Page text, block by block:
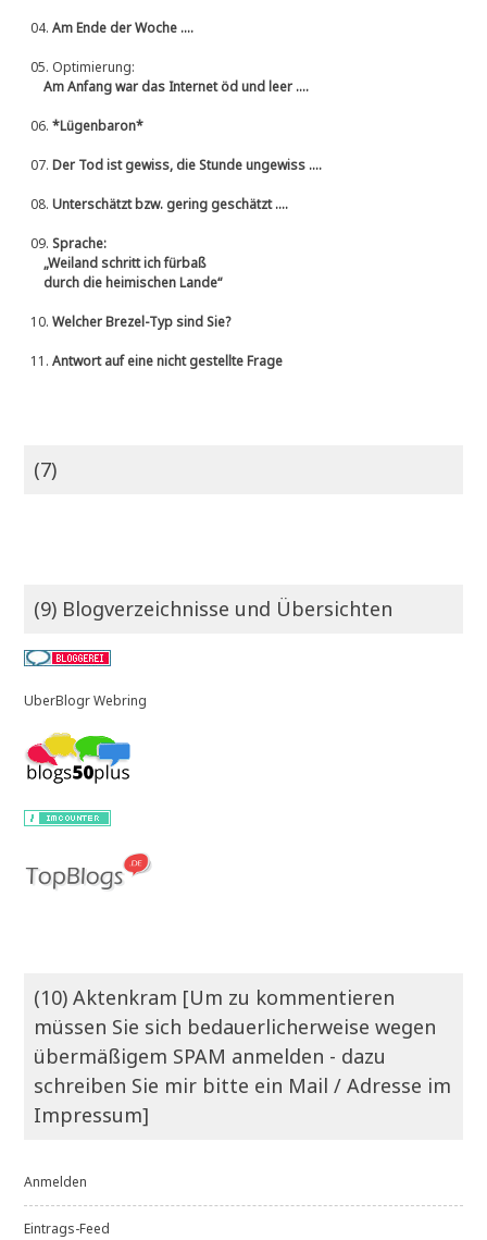
04.Am Ende der Woche ....
05. Optimierung:
Am Anfang war das Internet öd und leer ....
06.*Lügenbaron*
07.Der Tod ist gewiss, die Stunde ungewiss ....
08.Unterschätzt bzw. gering geschätzt ....
09.Sprache:
„Weiland schritt ich fürbaß
durch die heimischen Lande“
10.Welcher Brezel-Typ sind Sie?
11.Antwort auf eine nicht gestellte Frage
(7)
(9) Blogverzeichnisse und Übersichten
UberBlogr Webring
(10) Aktenkram [Um zu kommentieren
müssen Sie sich bedauerlicherweise wegen
übermäßigem SPAM anmelden - dazu
schreiben Sie mir bitte ein Mail / Adresse im
Impressum]
Anmelden
Eintrags-Feed